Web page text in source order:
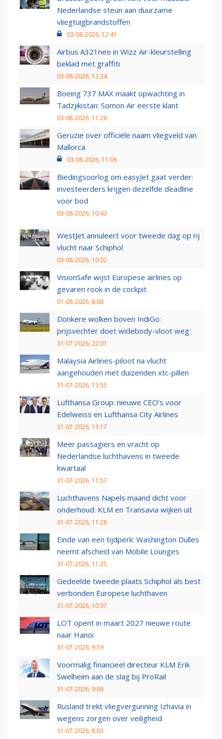
Nederlandse steun aan duurzame
vliegtuigbrandstoffen
03-08-2026, 12:41
Airbus A321neo in Wizz Air-kleurstelling
beklad met graffiti
03-08-2026, 12:34
Boeing 737 MAX maakt opwachting in
Tadzjikistan: Somon Air eerste klant
03-08-2026, 11:26
Geruzie over officiële naam vliegveld van
Mallorca
03-08-2026, 11:06
Biedingsoorlog om easyJet gaat verder:
investeerders krijgen dezelfde deadline
voor bod
03-08-2026, 10:43
WestJet annuleert voor tweede dag op rij
vlucht naar Schiphol
03-08-2026, 10:02
VisionSafe wijst Europese airlines op
gevaren rook in de cockpit
01-08-2026, 8:00
Donkere wolken boven IndiGo:
prijsvechter doet widebody-vloot weg
31-07-2026, 22:01
Malaysia Airlines-piloot na vlucht
aangehouden met duizenden xtc-pillen
31-07-2026, 13:55
Lufthansa Group: nieuwe CEO’s voor
Edelweiss en Lufthansa City Airlines
31-07-2026, 13:17
Meer passagiers en vracht op
Nederlandse luchthavens in tweede
kwartaal
31-07-2026, 11:57
Luchthavens Napels maand dicht voor
onderhoud: KLM en Transavia wijken uit
31-07-2026, 11:28
Einde van een tijdperk: Washington Dulles
neemt afscheid van Mobile Lounges
31-07-2026, 11:25
Gedeelde tweede plaats Schiphol als best
verbonden Europese luchthaven
31-07-2026, 10:37
LOT opent in maart 2027 nieuwe route
naar Hanoi
31-07-2026, 9:59
Voormalig financieel directeur KLM Erik
Swelheim aan de slag bij ProRail
31-07-2026, 9:09
Rusland trekt vliegvergunning Izhavia in
wegens zorgen over veiligheid
31-07-2026, 8:03